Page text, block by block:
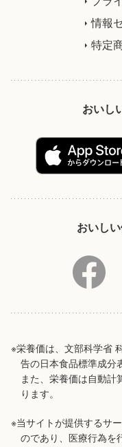
情報
特定
おいし
おいし
※栄養価は、文部科学省
告の日本食品標準成分
また、栄養価は自動計
ります。
※当サイトが提供するサ
のであり、医療行為を